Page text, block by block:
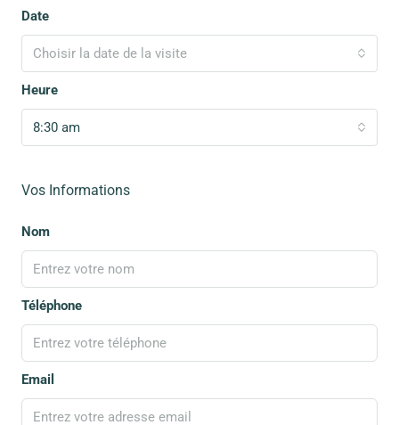
Date
Choisir la date de la visite
Heure
8:30 am
Vos Informations
Nom
Téléphone
Email